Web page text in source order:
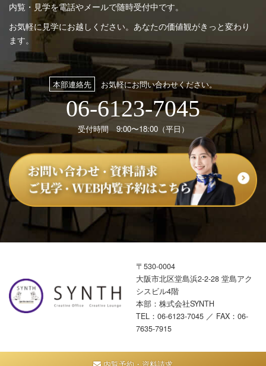
内覧・見学を電話やメールで随時受付中です。
お気軽に見学にお越しください。あなたの価値観がきっと変わり
ます。
本部連絡先 お気軽にお問い合わせください。
06-6123-7045
受付時間 9:00〜18:00（平日）
〒530-0004
大阪市北区堂島浜2-2-28 堂島アク
シスビル4階
本部：株式会社SYNTH
TEL： 06-6123-7045 ／ FAX：06-
7635-7915